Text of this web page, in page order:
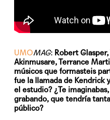
UMOMAG: Robert
Akinmusare, Terrance
músicos que formasteis
fue la llamada de Kendrick
el estudio? ¿Te
grabando, que tendría
público?